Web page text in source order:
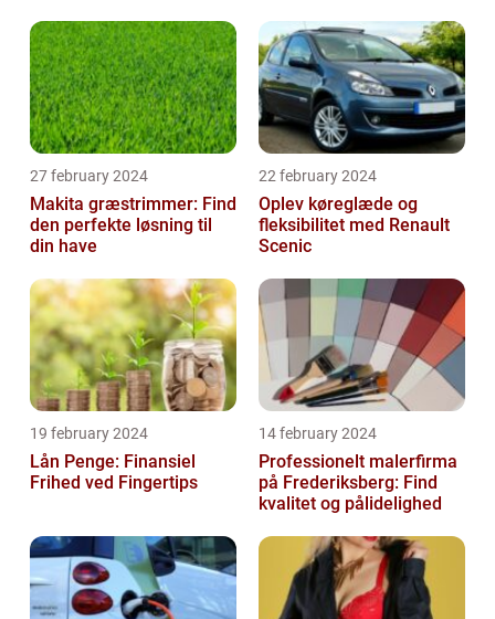
27 february 2024
Makita græstrimmer: Find
den perfekte løsning til
din have
22 february 2024
Oplev køreglæde og
fleksibilitet med Renault
Scenic
19 february 2024
Lån Penge: Finansiel
Frihed ved Fingertips
14 february 2024
Professionelt malerfirma
på Frederiksberg: Find
kvalitet og pålidelighed